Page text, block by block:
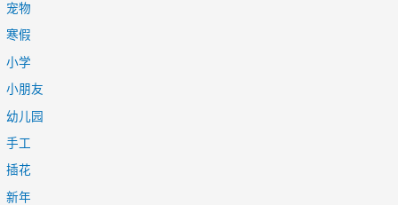
宠物
寒假
小学
小朋友
幼儿园
手工
插花
新年